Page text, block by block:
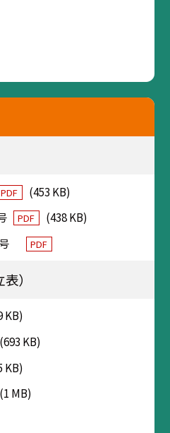
PDF
(453 KB)
PDF
(438 KB)
PDF
）
KB)
(693 KB)
KB)
(1 MB)